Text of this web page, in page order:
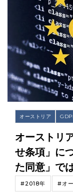
オーストリア
オーストリ
せ条項」に
た同意」で
#2018年 #オ